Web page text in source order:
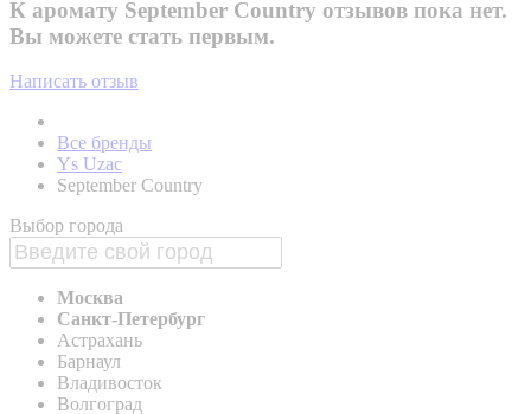
К аромату September Country отзывов пока нет.
Вы можете стать первым.
Написать отзыв
Все бренды
Ys Uzac
September Country
Выбор города
Москва
Санкт-Петербург
Астрахань
Барнаул
Владивосток
Волгоград